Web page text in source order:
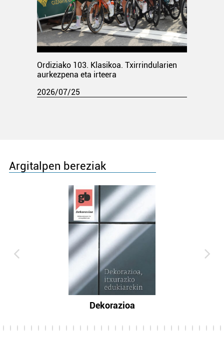
Ordiziako 103. Klasikoa. Txirrindularien
aurkezpena eta irteera
2026/07/25
Argitalpen bereziak
Dekorazioa